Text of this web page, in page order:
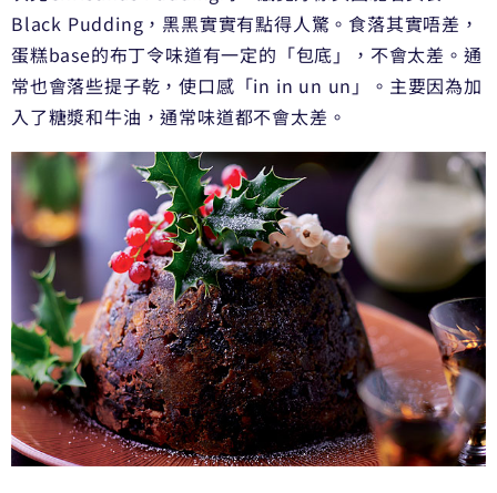
Black Pudding，黑黑實實有點得人驚。食落其實唔差，
蛋糕base的布丁令味道有一定的「包底」，不會太差。通
常也會落些提子乾，使口感「in in un un」。主要因為加
入了糖漿和牛油，通常味道都不會太差。